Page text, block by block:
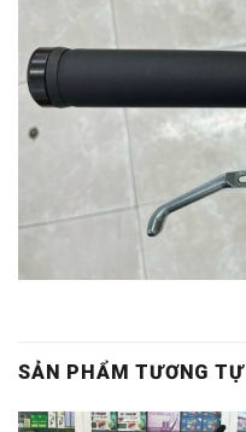
SẢN PHẨM TƯƠNG TỰ